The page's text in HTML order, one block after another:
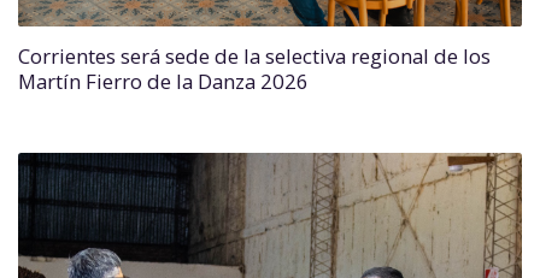
Corrientes será sede de la selectiva regional de los
Martín Fierro de la Danza 2026